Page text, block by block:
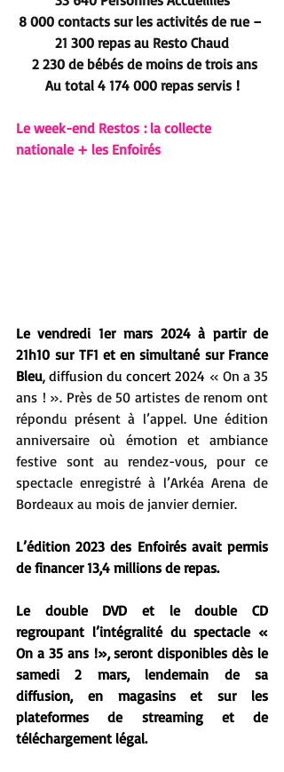
8 000 contacts sur les activités de rue –
21 300 repas au Resto Chaud
2 230 de bébés de moins de trois ans
Au total 4 174 000 repas servis !
Le week-end Restos : la collecte
nationale + les Enfoirés
Le vendredi 1er mars 2024 à partir de
21h10 sur TF1 et en simultané sur France
Bleu, diffusion du concert 2024 « On a 35
ans ! ». Près de 50 artistes de renom ont
répondu présent à l’appel. Une édition
anniversaire où émotion et ambiance
festive sont au rendez-vous, pour ce
spectacle enregistré à l’Arkéa Arena de
Bordeaux au mois de janvier dernier.
L’édition 2023 des Enfoirés avait permis
de financer 13,4 millions de repas.
Le double DVD et le double CD
regroupant l’intégralité du spectacle «
On a 35 ans !», seront disponibles dès le
samedi 2 mars, lendemain de sa
diffusion, en magasins et sur les
plateformes de streaming et de
téléchargement légal.